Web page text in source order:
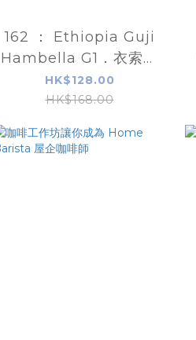
162 ： Ethiopia Guji
Hambella G1．衣索比
亞古吉日曬咖啡豆
HK$128.00
HK$168.00